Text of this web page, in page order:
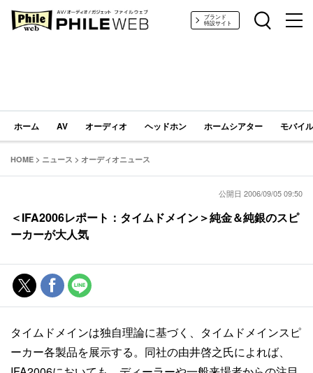
PHILE WEB｜AV/オーディオ/ガジェットブランド
特設サイト
ホーム AV オーディオ ヘッドホン ホームシアター モバイ
HOME > ニュース > オーディオニュース
公開日 2006/09/05 09:50
＜IFA2006レポート：タイムドメイン＞純金＆純銀のスピ
ーカーが大人気
タイムドメインは独自理論に基づく、タイムドメインスピ
ーカー各製品を展示する。同社の由井啓之氏によれば、